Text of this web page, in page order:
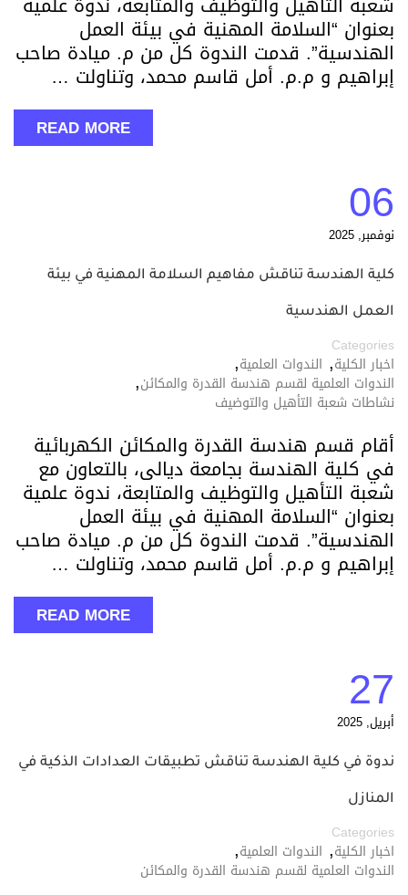
بعنوان “السلامة المهنية في بيئة العمل
الهندسية”. قدمت الندوة كل من م. ميادة صاحب
إبراهيم و م.م. أمل قاسم محمد، وتناولت …
READ MORE
06
نوفمبر, 2025
كلية الهندسة تناقش مفاهيم السلامة المهنية في بيئة
العمل الهندسية
Categories
اخبار الكلية, الندوات العلمية,
الندوات العلمية لقسم هندسة القدرة والمكائن,
نشاطات شعبة التأهيل والتوضيف
أقام قسم هندسة القدرة والمكائن الكهربائية
في كلية الهندسة بجامعة ديالى، بالتعاون مع
شعبة التأهيل والتوظيف والمتابعة، ندوة علمية
بعنوان “السلامة المهنية في بيئة العمل
الهندسية”. قدمت الندوة كل من م. ميادة صاحب
إبراهيم و م.م. أمل قاسم محمد، وتناولت …
READ MORE
27
أبريل, 2025
ندوة في كلية الهندسة تناقش تطبيقات العدادات الذكية في
المنازل
Categories
اخبار الكلية, الندوات العلمية,
الندوات العلمية لقسم هندسة القدرة والمكائن